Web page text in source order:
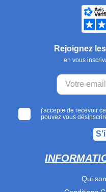
Rejoignez
en vous
j'accepte de recevoir
pouvez vous
Qui